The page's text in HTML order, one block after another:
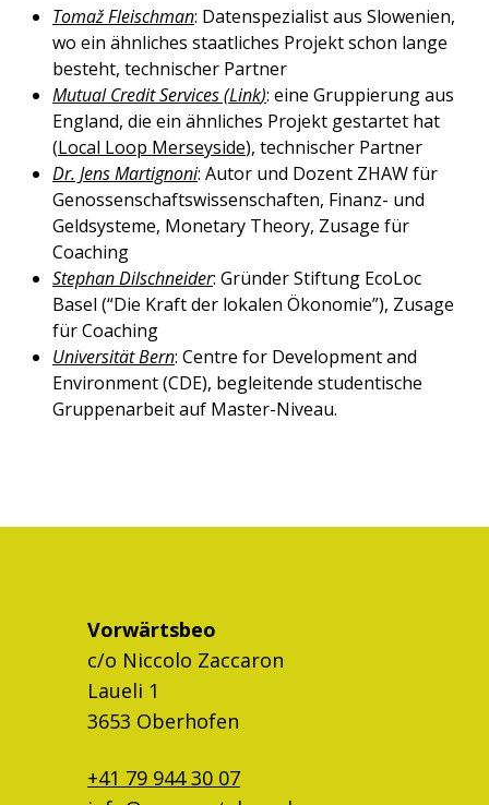
Tomaž Fleischman: Datenspezialist aus Slowenien,
wo ein ähnliches staatliches Projekt schon lange
besteht, technischer Partner
Mutual Credit Services (Link): eine Gruppierung aus
England, die ein ähnliches Projekt gestartet hat
(Local Loop Merseyside), technischer Partner
Dr. Jens Martignoni: Autor und Dozent ZHAW für
Genossenschaftswissenschaften, Finanz- und
Geldsysteme, Monetary Theory, Zusage für
Coaching
Stephan Dilschneider: Gründer Stiftung EcoLoc
Basel (“Die Kraft der lokalen Ökonomie”), Zusage
für Coaching
Universität Bern: Centre for Development and
Environment (CDE), begleitende studentische
Gruppenarbeit auf Master-Niveau.
Vorwärtsbeo
c/o Niccolo Zaccaron
Laueli 1
3653 Oberhofen
+41 79 944 30 07